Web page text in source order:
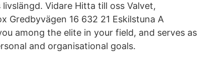
Vidare Hitta till oss Valvet,
Gredbyvägen 16 632 21 Eskilstuna A
among the elite in your field, and serves as
and organisational goals.